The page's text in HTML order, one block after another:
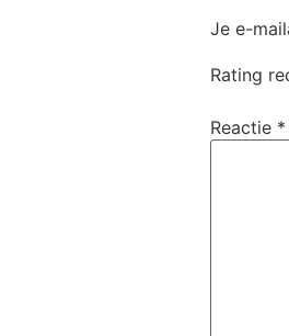
Je e-
Rating
Reactie *